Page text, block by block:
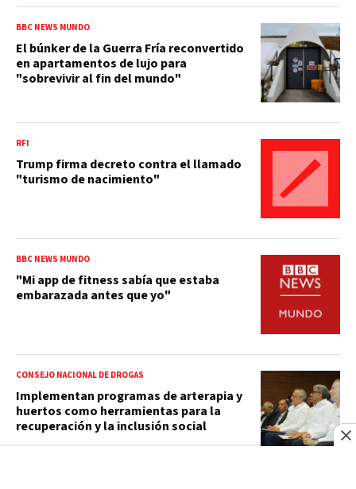
BBC NEWS MUNDO
El búnker de la Guerra Fría reconvertido
en apartamentos de lujo para
"sobrevivir al fin del mundo"
RFI
Trump firma decreto contra el llamado
"turismo de nacimiento"
BBC NEWS MUNDO
"Mi app de fitness sabía que estaba
embarazada antes que yo"
CONSEJO NACIONAL DE DROGAS
Implementan programas de arterapia y
huertos como herramientas para la
recuperación y la inclusión social